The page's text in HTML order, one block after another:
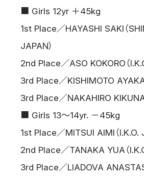
■ Girls 12yr ＋45kg
1st Place／HAYASHI SAKI（
JAPAN）
2nd Place／ASO KOKORO（
3rd Place／KISHIMOTO AYAKA
3rd Place／NAKAHIRO KIKUNA
■ Girls 13～14yr. －45kg
1st Place／MITSUI AIMI（I.K.O.
2nd Place／TANAKA YUA（
3rd Place／LIADOVA